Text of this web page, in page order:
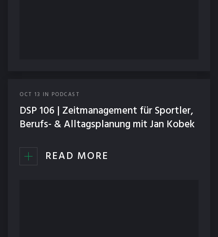
OCT 13 IN PODCAST
DSP 106 | Zeitmanagement für Sportler,
Berufs- & Alltagsplanung mit Jan Kobek
READ MORE